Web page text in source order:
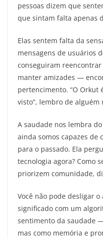
pessoas dizem que
que sintam falta apenas
Elas sentem falta da
mensagens de usuários
conseguiram
manter amizades —
pertencimento. “O Orkut
visto”, lembro de alguém
A saudade nos lembra
ainda somos capazes de
para o passado. Ela
tecnologia agora? Como
priorizem comunidade,
Você não pode desligar
significado com um
sentimento da saudade
mas como memória e